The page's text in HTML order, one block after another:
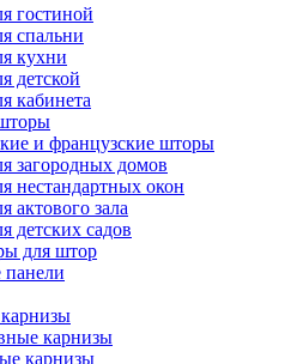
гостиной
спальни
кухни
детской
кабинета
и французские шторы
загородных домов
нестандартных окон
актового зала
детских садов
для штор
панели
карнизы
карнизы